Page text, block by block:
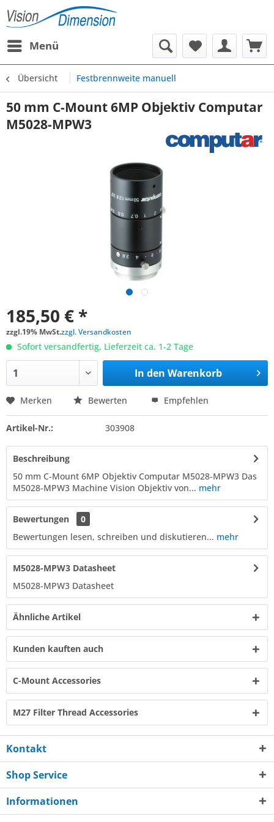
Menü
Übersicht Festbrennweite manuell
50 mm C-Mount 6MP Objektiv Computar
M5028-MPW3
185,50 € *
zzgl.19% MwSt.zzgl. Versandkosten
Sofort versandfertig, Lieferzeit ca. 1-2 Tage
In den Warenkorb
Merken Bewerten Empfehlen
Artikel-Nr.: 303908
Beschreibung
50 mm C-Mount 6MP Objektiv Computar M5028-MPW3 Das
M5028-MPW3 Machine Vision Objektiv von... mehr
Bewertungen
0
Bewertungen lesen, schreiben und diskutieren... mehr
M5028-MPW3 Datasheet
M5028-MPW3 Datasheet
Ähnliche Artikel
Kunden kauften auch
C-Mount Accessories
M27 Filter Thread Accessories
Kontakt
Shop Service
Informationen